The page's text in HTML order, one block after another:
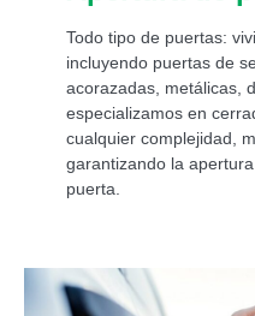
Todo tipo de puertas:
incluyendo puertas de
acorazadas, metálicas,
especializamos en
cualquier complejidad,
garantizando la
puerta.